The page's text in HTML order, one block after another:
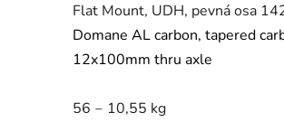
Flat Mount, UDH, pevná osa
Domane AL carbon, tapered
12x100mm thru axle
56 ‒ 10,55 kg